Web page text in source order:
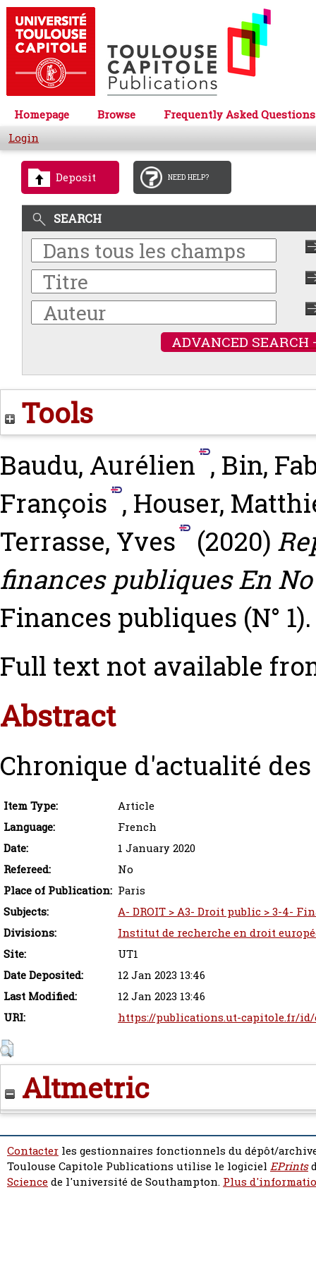
Homepage Browse
Frequently Asked Questions
Login
Deposit NEED HELP?
SEARCH
ADVANCED SEARCH
Tools
Baudu, Aurélien , Bin,
François , Houser,
Terrasse, Yves
(2020)
finances publiques En
Finances publiques (N° 1).
Full text not available
Abstract
Chronique d'actualité
Item Type:
Article
Language:
French
Date:
1 January 2020
Refereed:
No
Place of Publication: Paris
Subjects:
A- DROIT > A3- Droit public > 3-4-
Divisions:
Institut de recherche en droit
Site:
UT1
Date Deposited:
12 Jan 2023 13:46
Last Modified:
12 Jan 2023 13:46
URI:
https://publications.ut-capitole.fr/
Altmetric
Contacter les gestionnaires fonctionnels du dépôt/
Toulouse Capitole Publications utilise le logiciel EPrints
Sciencede l'université de Southampton. Plus